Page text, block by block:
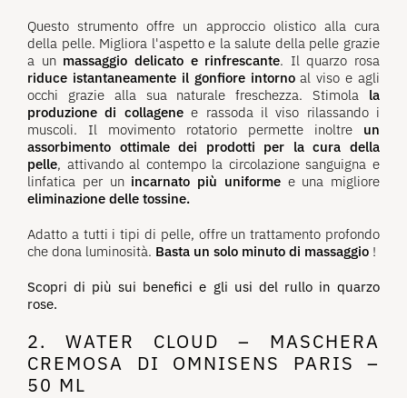
Questo strumento offre un approccio olistico alla cura
della pelle. Migliora l'aspetto e la salute della pelle grazie
a un massaggio delicato e rinfrescante. Il quarzo rosa
riduce istantaneamente il gonfiore intornoal viso e agli
occhi grazie alla sua naturale freschezza. Stimola la
produzione di collagenee rassoda il viso rilassando i
muscoli. Il movimento rotatorio permette inoltre un
assorbimento ottimale dei prodotti per la cura della
pelle, attivando al contempo la circolazione sanguigna e
linfatica per un incarnato più uniformee una migliore
eliminazione delle tossine.
Adatto a tutti i tipi di pelle, offre un trattamento profondo
che dona luminosità. Basta un solo minuto di massaggio !
Scopri di più sui benefici e gli usi del rullo in quarzo
rose.
2. WATER CLOUD – MASCHERA
CREMOSA DI OMNISENS PARIS –
50 ML